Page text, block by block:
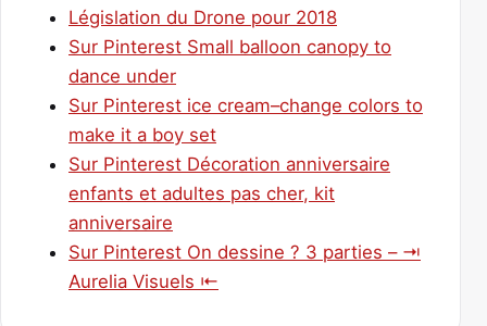
Législation du Drone pour 2018
Sur Pinterest Small balloon canopy to
dance under
Sur Pinterest ice cream–change colors to
make it a boy set
Sur Pinterest Décoration anniversaire
enfants et adultes pas cher, kit
anniversaire
Sur Pinterest On dessine ? 3 parties – ⇥
Aurelia Visuels ⇤